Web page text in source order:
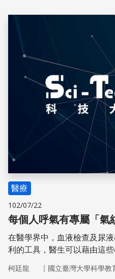
醫療
102/07/22
每個人呼氣有專屬「氣
在醫學界中，血液檢查及尿
利的工具，醫生可以藉由這
瞭解自己身體的健康情形
柯廷龍 ｜ 國立臺灣大學科學教